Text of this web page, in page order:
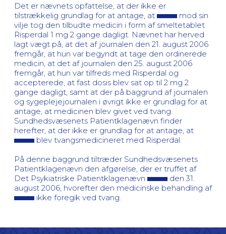
Det er nævnets opfattelse, at der ikke er
tilstrækkelig grundlag for at antage, at
mod sin
vilje tog den tilbudte medicin i form af smeltetablet
Risperdal 1 mg 2 gange dagligt. Nævnet har herved
lagt vægt på, at det af journalen den 21. august 2006
fremgår, at hun var begyndt at tage den ordinerede
medicin, at det af journalen den 25. august 2006
fremgår, at hun var tilfreds med Risperdal og
accepterede, at fast dosis blev sat op til 2 mg 2
gange dagligt, samt at der på baggrund af journalen
og sygeplejejournalen i øvrigt ikke er grundlag for at
antage, at medicinen blev givet ved tvang.
Sundhedsvæsenets Patientklagenævn finder
herefter, at der ikke er grundlag for at antage, at
blev tvangsmedicineret med Risperdal.
På denne baggrund tiltræder Sundhedsvæsenets
Patientklagenævn den afgørelse, der er truffet af
Det Psykiatriske Patientklagenævn
den 31.
august 2006, hvorefter den medicinske behandling af
ikke foregik ved tvang.